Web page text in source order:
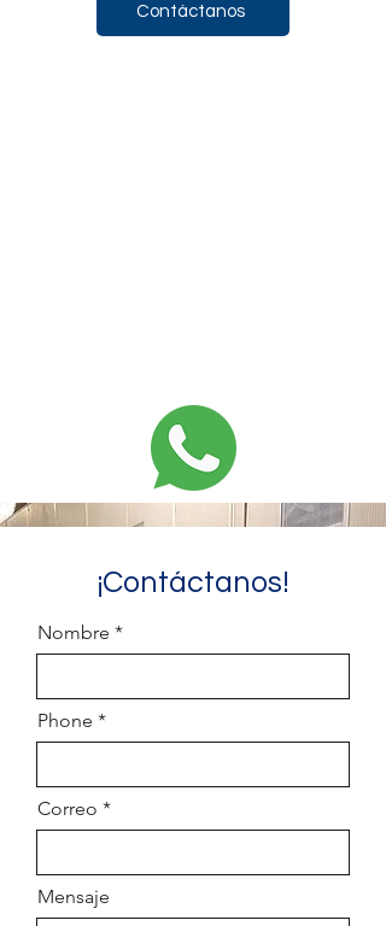
Contáctanos
¡Contáctanos!
Nombre
Phone
Correo
Mensaje